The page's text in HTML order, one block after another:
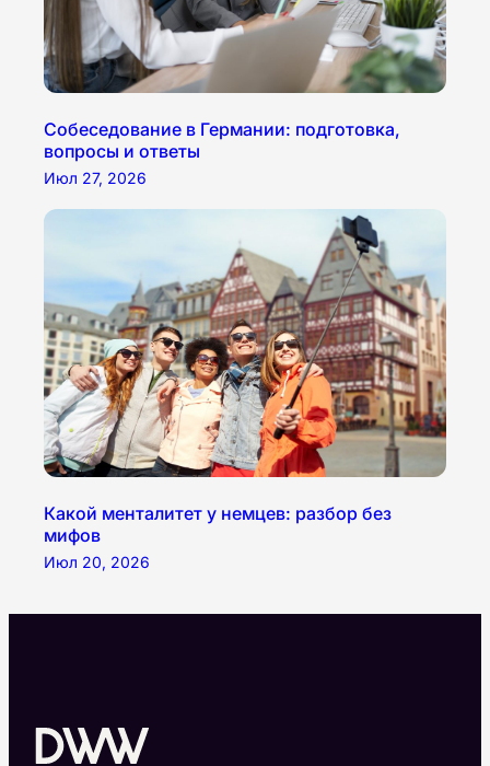
Собеседование в Германии: подготовка,
вопросы и ответы
Июл 27, 2026
Какой менталитет у немцев: разбор без
мифов
Июл 20, 2026